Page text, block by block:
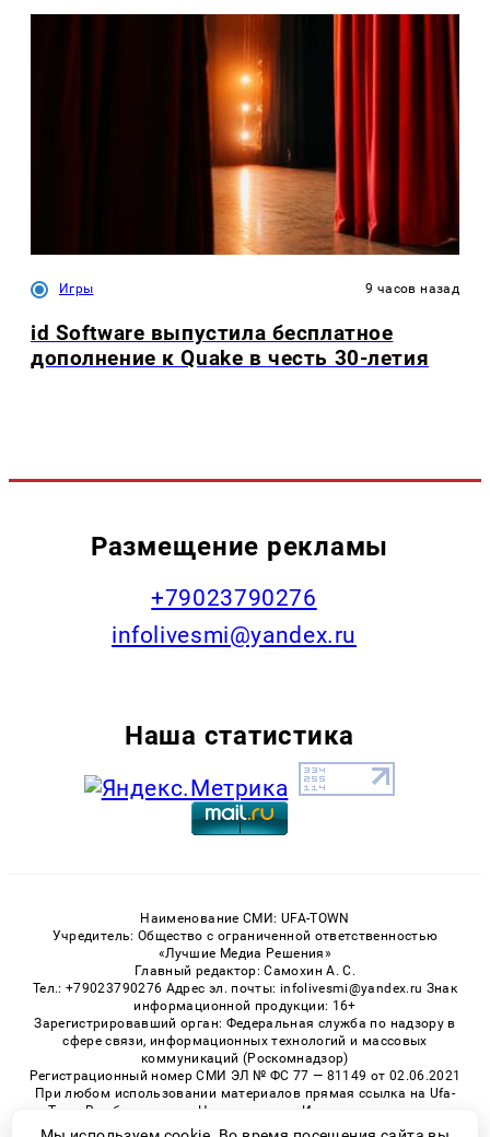
Игры 9 часов назад
id Software выпустила бесплатное
дополнение к Quake в честь 30-летия
Размещение рекламы
+79023790276
infolivesmi@yandex.ru
Наша статистика
Наименование СМИ: UFA-TOWN
Учредитель: Общество с ограниченной ответственностью
«Лучшие Медиа Решения»
Главный редактор: Самохин А. С.
Тел.: +79023790276 Адрес эл. почты: infolivesmi@yandex.ru Знак
информационной продукции: 16+
Зарегистрировавший орган: Федеральная служба по надзору в
сфере связи, информационных технологий и массовых
коммуникаций (Роскомнадзор)
Регистрационный номер СМИ ЭЛ № ФС 77 — 81149 от 02.06.2021
При любом использовании материалов прямая ссылка на Ufa-
Town.Ru обязательна. Цитирование в Интернете возможно
только при наличии письменного разрешения.